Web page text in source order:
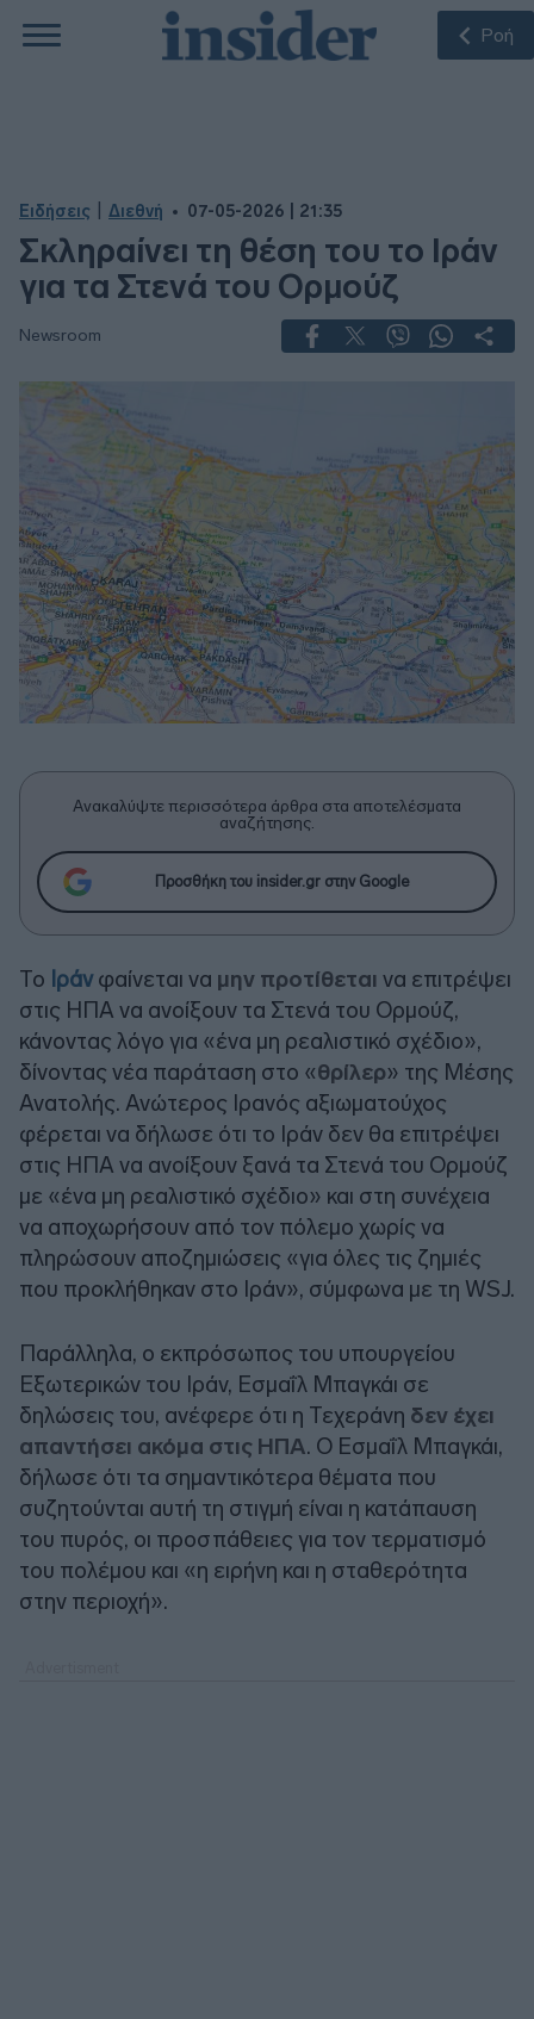
Ροή
Ειδήσεις Διεθνή 07-05-2026 | 21:35
Σκληραίνει τη θέση του το Ιράν
για τα Στενά του Ορμούζ
Newsroom
Ανακαλύψτε περισσότερα άρθρα στα αποτελέσματα
αναζήτησης.
Προσθήκη του insider.gr στην Google
Το Ιράνφαίνεται να μην προτίθεται να επιτρέψει
στις ΗΠΑ να ανοίξουν τα Στενά του Ορμούζ,
κάνοντας λόγο για «ένα μη ρεαλιστικό σχέδιο»,
δίνοντας νέα παράταση στο «θρίλερ» της Μέσης
Ανατολής. Ανώτερος Ιρανός αξιωματούχος
φέρεται να δήλωσε ότι το Ιράν δεν θα επιτρέψει
στις ΗΠΑ να ανοίξουν ξανά τα Στενά του Ορμούζ
με «ένα μη ρεαλιστικό σχέδιο» και στη συνέχεια
να αποχωρήσουν από τον πόλεμο χωρίς να
πληρώσουν αποζημιώσεις «για όλες τις ζημιές
που προκλήθηκαν στο Ιράν», σύμφωνα με τη WSJ.
Παράλληλα, ο εκπρόσωπος του υπουργείου
Εξωτερικών του Ιράν, Εσμαΐλ Μπαγκάι σε
δηλώσεις του, ανέφερε ότι η Τεχεράνη δεν έχει
απαντήσει ακόμα στις ΗΠΑ. Ο Εσμαΐλ Μπαγκάι,
δήλωσε ότι τα σημαντικότερα θέματα που
συζητούνται αυτή τη στιγμή είναι η κατάπαυση
του πυρός, οι προσπάθειες για τον τερματισμό
του πολέμου και «η ειρήνη και η σταθερότητα
στην περιοχή».